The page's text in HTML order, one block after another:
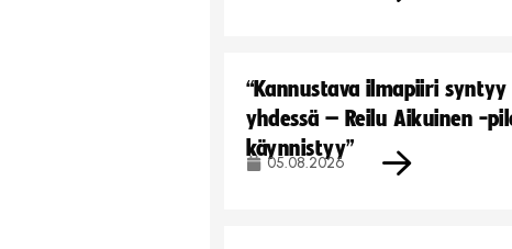
“Kannustava ilmapiiri syntyy
yhdessä – Reilu Aikuinen -
käynnistyy”
05.08.2026